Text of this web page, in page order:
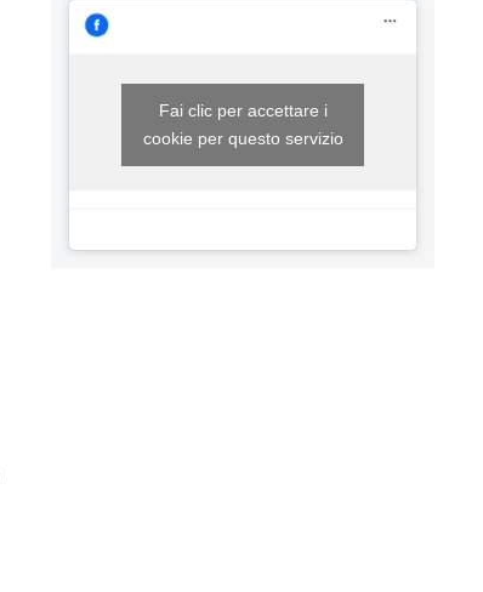
Fai clic per accettare i
cookie per questo servizio